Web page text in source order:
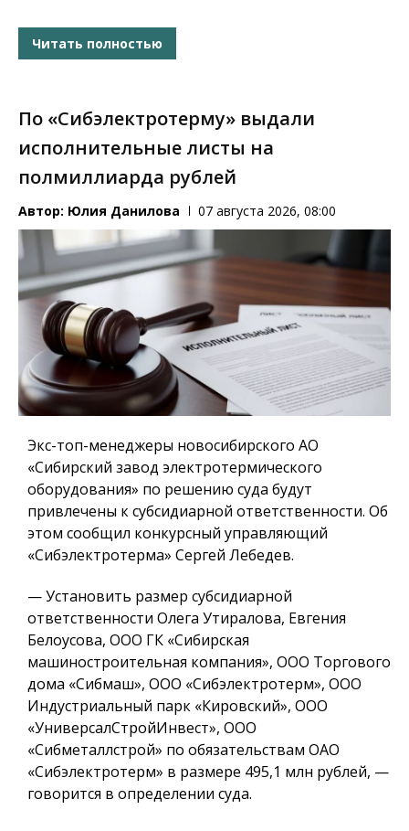
Читать полностью
По «Сибэлектротерму» выдали
исполнительные листы на
полмиллиарда рублей
Автор: Юлия Данилова 07 августа 2026, 08:00
Экс-топ-менеджеры новосибирского АО
«Сибирский завод электротермического
оборудования» по решению суда будут
привлечены к субсидиарной ответственности. Об
этом сообщил конкурсный управляющий
«Сибэлектротерма» Сергей Лебедев.
— Установить размер субсидиарной
ответственности Олега Утиралова, Евгения
Белоусова, ООО ГК «Сибирская
машиностроительная компания», ООО Торгового
дома «Сибмаш», ООО «Сибэлектротерм», ООО
Индустриальный парк «Кировский», ООО
«УниверсалСтройИнвест», ООО
«Сибметаллстрой» по обязательствам ОАО
«Сибэлектротерм» в размере 495,1 млн рублей, —
говорится в определении суда.